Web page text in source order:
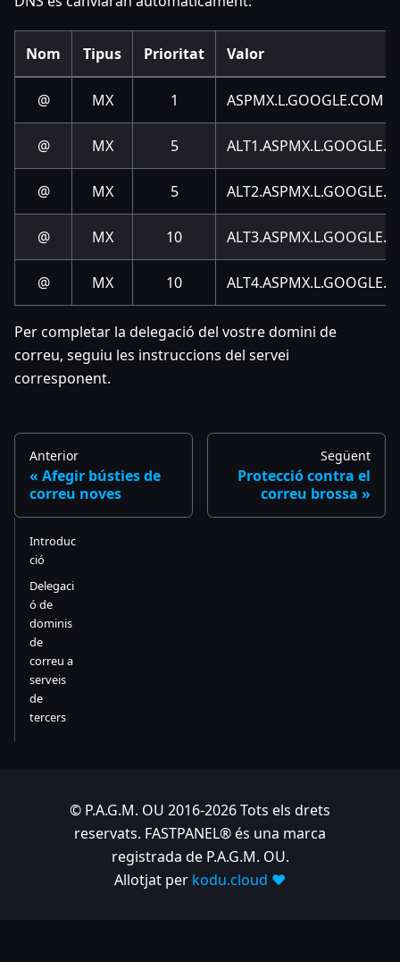
Nom Tipus Prioritat Valor
@ MX 1 ASPMX.L.GOOGLE.COM
@ MX 5
@ MX 5
@ MX 10
@ MX 10
Per completar la delegació del vostre domini de
correu, seguiu les instruccions del servei
corresponent.
Anterior
Afegir bústies de
correu noves
Següent
Protecció contra el
correu brossa
Introduc
ció
Delegaci
ó de
dominis
de
correu a
serveis
de
tercers
© P.A.G.M. OU 2016-2026 Tots els drets
reservats. FASTPANEL® és una marca
registrada de P.A.G.M. OU.
Allotjat per kodu.cloud ❤️